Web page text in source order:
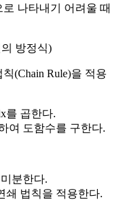
나타내기 어려울 때
방정식)
(Chain Rule)을 적용
를 곱한다.
여 도함수를 구한다.
분한다.
쇄 법칙을 적용한다.